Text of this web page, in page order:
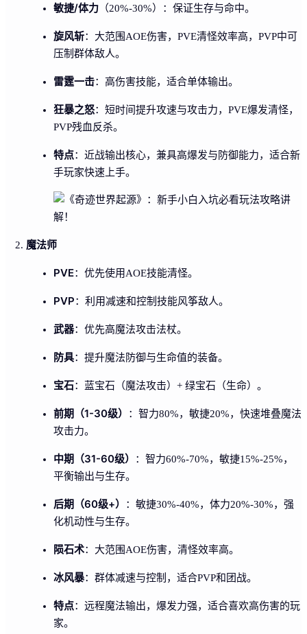
敏捷/体力 （20%-30%）：保证生存与命中。
旋风斩：大范围AOE伤害，PVE清怪效率高，PVP中可
压制群体敌人。
雷霆一击：高伤害技能，适合单体输出。
狂暴之怒：短时间提升攻速与攻击力，PVE爆发清怪，
PVP残血反杀。
特点：近战输出核心，兼具高爆发与防御能力，适合新
手玩家快速上手。
魔法师
PVE：优先使用AOE技能清怪。
PVP：利用减速和控制技能风筝敌人。
武器：优先高魔法攻击法杖。
防具：提升魔法防御与生命值的装备。
宝石：蓝宝石（魔法攻击）+ 绿宝石（生命）。
前期（1-30级）
：智力80%，敏捷20%，快速堆叠魔法
攻击力。
中期（31-60级）
：智力60%-70%，敏捷15%-25%，
平衡输出与生存。
后期（60级+）
：敏捷30%-40%，体力20%-30%，强
化机动性与生存。
陨石术：大范围AOE伤害，清怪效率高。
冰风暴：群体减速与控制，适合PVP和团战。
特点：远程魔法输出，爆发力强，适合喜欢高伤害的玩
家。